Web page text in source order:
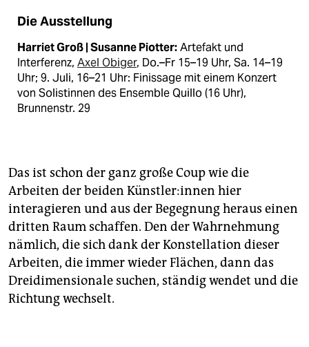
Die Ausstellung
Harriet Groß | Susanne Piotter:Artefakt und
Interferenz, Axel Obiger, Do.–Fr 15–19 Uhr, Sa. 14–19
Uhr; 9. Juli, 16–21 Uhr: Finissage mit einem Konzert
von Solistinnen des Ensemble Quillo (16 Uhr),
Brunnenstr. 29
Das ist schon der ganz große Coup wie die
Arbeiten der beiden Künst­le­r:in­nen hier
interagieren und aus der Begegnung heraus einen
dritten Raum schaffen. Den der Wahrnehmung
nämlich, die sich dank der Konstellation dieser
Arbeiten, die immer wieder Flächen, dann das
Dreidimensionale suchen, ständig wendet und die
Richtung wechselt.